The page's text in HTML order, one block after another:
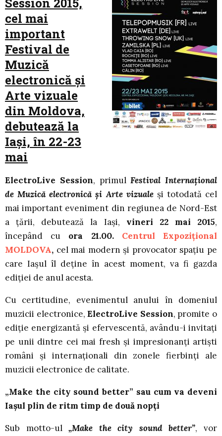
cel mai
important
Festival de
Muzică
electronică şi
Arte vizuale
din Moldova,
debutează la
Iaşi, în 22-23
mai
ElectroLive Session, primulFestival Internaţional
de Muzică electronică şi Arte vizualeşi totodată cel
mai important eveniment din regiunea de Nord-Est
a ţării, debutează la Iaşi, vineri 22 mai 2015,
începând cu ora 21.00.
Centrul Expoziţional
MOLDOVA, cel mai modern şi provocator spațiu pe
care Iaşul îl deţine în acest moment, va fi gazda
ediţiei de anul acesta.
Cu certitudine, evenimentul anului în domeniul
muzicii electronice, ElectroLive Session, promite o
ediţie energizantă şi efervescentă, avându-i invitați
pe unii dintre cei mai fresh şi impresionanți artiști
români şi internaționali din zonele fierbinți ale
muzicii electronice de calitate.
„Make the city sound better” sau cum va deveni
Iașul plin de ritm timp de două nopți
Sub motto-ul„Make the city sound better”, vor